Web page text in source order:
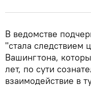
В ведомстве
"стала следствием
Вашингтона,
лет, по сути
взаимодействие в